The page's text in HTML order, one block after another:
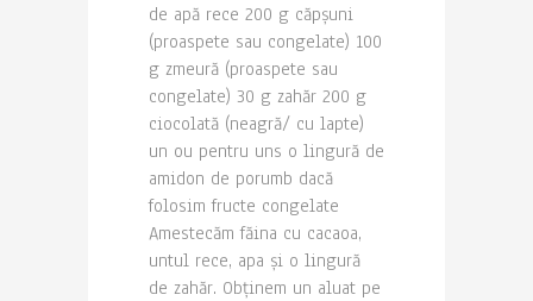
de apă rece 200 g căpșuni
(proaspete sau congelate) 100
g zmeură (proaspete sau
congelate) 30 g zahăr 200 g
ciocolată (neagră/ cu lapte)
un ou pentru uns o lingură de
amidon de porumb dacă
folosim fructe congelate
Amestecăm făina cu cacaoa,
untul rece, apa și o lingură
de zahăr. Obținem un aluat pe